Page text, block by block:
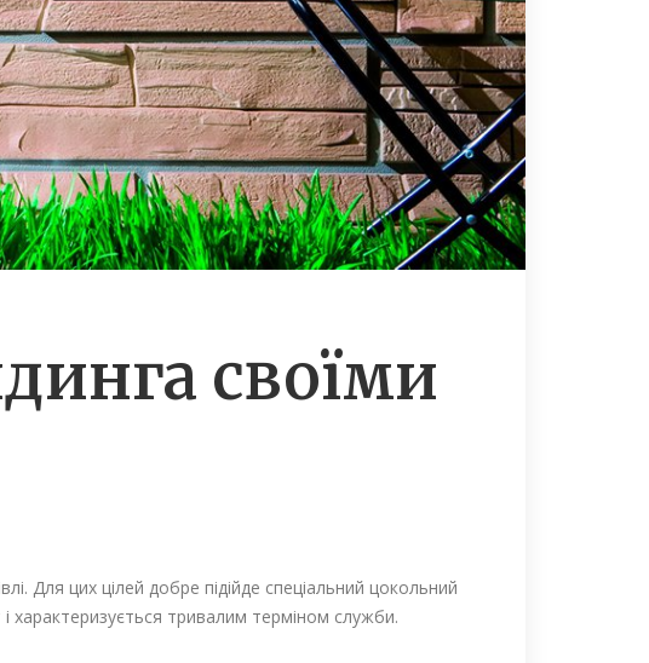
своїми
Для цих цілей добре підійде спеціальний цокольний
характеризується тривалим терміном служби.